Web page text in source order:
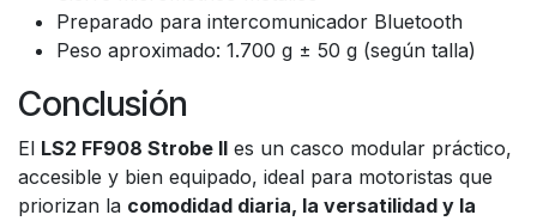
Preparado para intercomunicador Bluetooth
Peso aproximado: 1.700 g ± 50 g (según talla)
Conclusión
El LS2 FF908 Strobe II es un casco modular práctico,
accesible y bien equipado, ideal para motoristas que
priorizan la comodidad diaria, la versatilidad y la